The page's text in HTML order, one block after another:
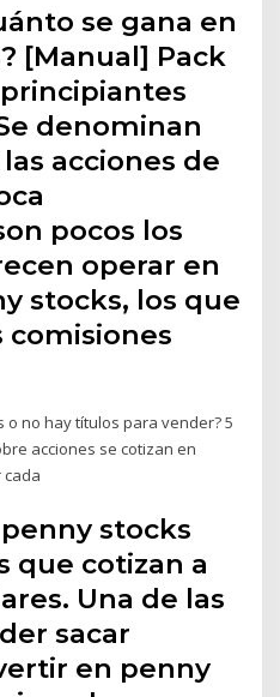
se gana en
[Manual] Pack
denominan
acciones de
pocos los
operar en
stocks, los que
comisiones
no hay títulos para vender? 5
acciones se cotizan en
penny stocks
que cotizan a
Una de las
sacar
en penny